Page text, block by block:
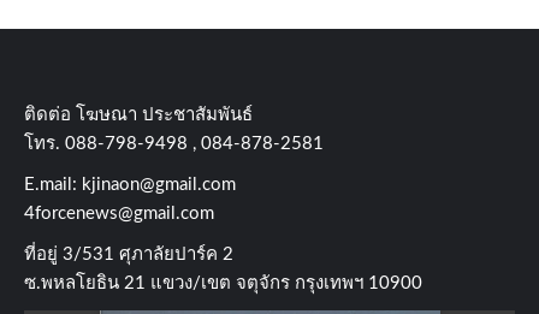
ติดต่อ​ โฆษณา​ ประชาสัมพันธ์
โทร​. 088-798-9498 , 084-878-2581
E.mail: kjinaon@gmail.com
4forcenews@gmail.com
ที่อยู่​ 3/531​ ศุภาลัยปาร์ค​ 2
ซ.พหลโยธิน​ 21​ แขวง/เขต​ จตุจักร​ กรุงเทพฯ 10900